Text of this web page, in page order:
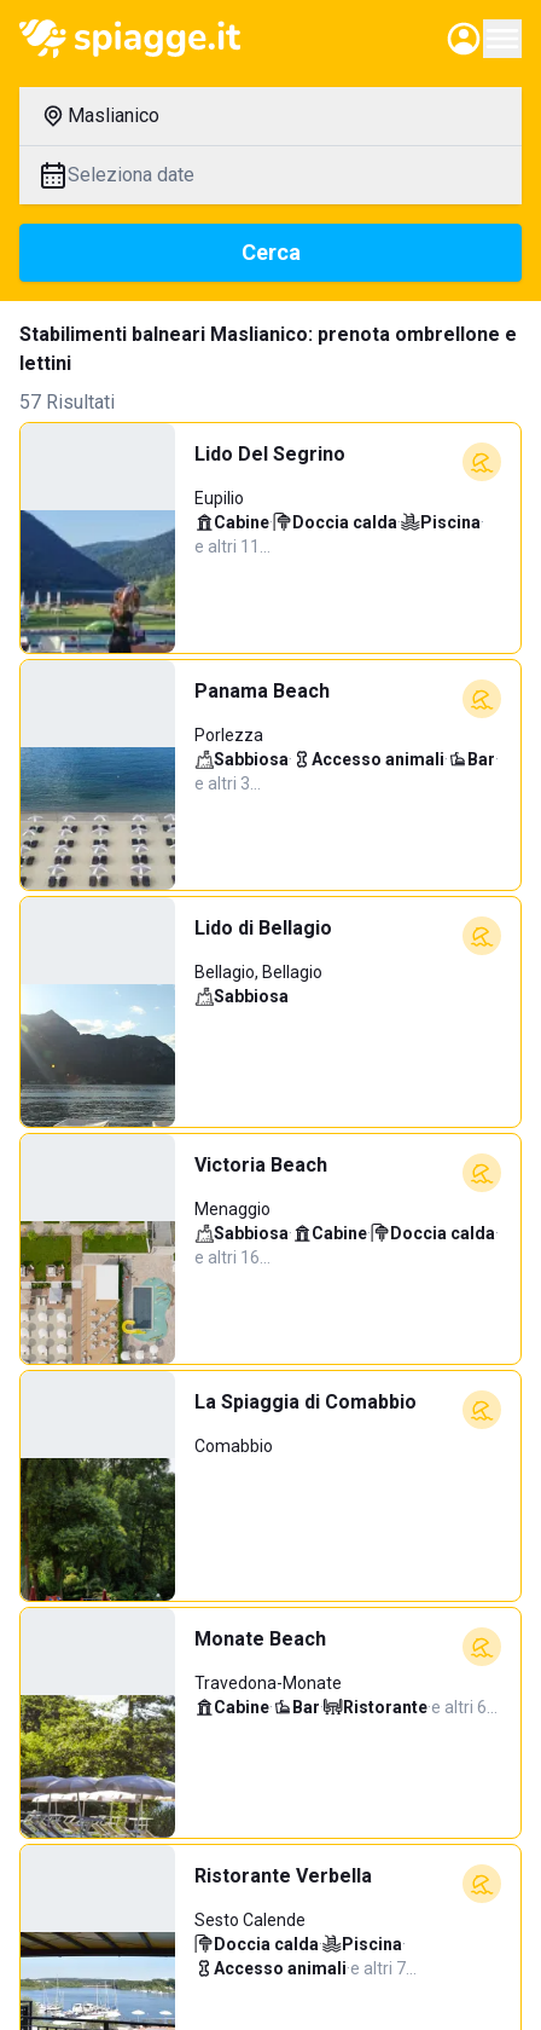
Maslianico
Seleziona date
Cerca
Stabilimenti balneari Maslianico: prenota ombrellone e
lettini
57 Risultati
Lido Del Segrino
Eupilio
Cabine· Doccia calda· Piscina·
e altri 11…
Panama Beach
Porlezza
Sabbiosa· Accesso animali· Bar·
e altri 3…
Lido di Bellagio
Bellagio, Bellagio
Sabbiosa
Victoria Beach
Menaggio
Sabbiosa· Cabine· Doccia calda·
e altri 16…
La Spiaggia di Comabbio
Comabbio
Monate Beach
Travedona-Monate
Cabine· Bar· Ristorante·e altri 6…
Ristorante Verbella
Sesto Calende
Doccia calda· Piscina·
Accesso animali·e altri 7…